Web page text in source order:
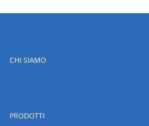
CHI SIAMO
PRODOTTI